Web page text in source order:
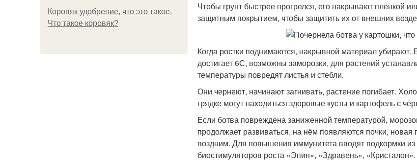
Коровяк удобрение, что это такое.
Что такое коровяк?
Чтобы грунт быстрее прогрелся, его накрывают плёнкой
защитным покрытием, чтобы защитить их от внешних
Когда ростки поднимаются, накрывной материал убирают.
достигает 6С, возможны заморозки, для растений
температуры повредят листья и стебли.
Они чернеют, начинают загнивать, растение погибает.
грядке могут находиться здоровые кусты и картофель с
Если ботва повреждена заниженной температурой,
продолжает развиваться, на нём появляются почки, новая
поздним. Для повышения иммунитета вводят подкормки
биостимуляторов роста «Эпин», «Здравень», «Кристалон».